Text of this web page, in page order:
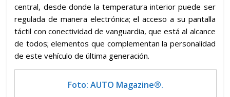
central, desde donde la temperatura interior puede ser
regulada de manera electrónica; el acceso a su pantalla
táctil con conectividad de vanguardia, que está al alcance
de todos; elementos que complementan la personalidad
de este vehículo de última generación.
Foto: AUTO Magazine®.